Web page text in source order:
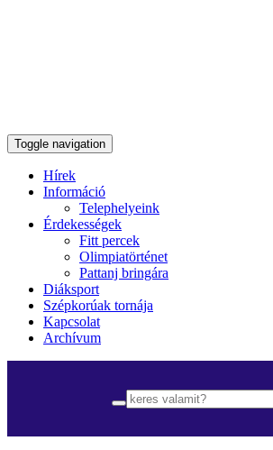
Toggle navigation
Hírek
Információ
Telephelyeink
Érdekességek
Fitt percek
Olimpiatörténet
Pattanj bringára
Diáksport
Szépkorúak tornája
Kapcsolat
Archívum